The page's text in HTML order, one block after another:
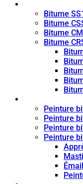
Bitume
Bitume
Bitume
Bitume
Peinture
Peinture
Peinture
Peinture